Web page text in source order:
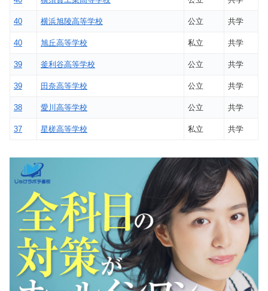
40 横浜旭陵高等学校 公立 共学
40 旭丘高等学校 私立 共学
39 釜利谷高等学校 公立 共学
39 田奈高等学校 公立 共学
38 愛川高等学校 公立 共学
37 星槎高等学校 私立 共学